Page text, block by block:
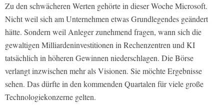
Zu den schwächeren Werten gehörte in dieser Woche Microsoft.
Nicht weil sich am Unternehmen etwas Grundlegendes geändert
hätte. Sondern weil Anleger zunehmend fragen, wann sich die
gewaltigen Milliardeninvestitionen in Rechenzentren und KI
tatsächlich in höheren Gewinnen niederschlagen. Die Börse
verlangt inzwischen mehr als Visionen. Sie möchte Ergebnisse
sehen. Das dürfte in den kommenden Quartalen für viele große
Technologiekonzerne gelten.